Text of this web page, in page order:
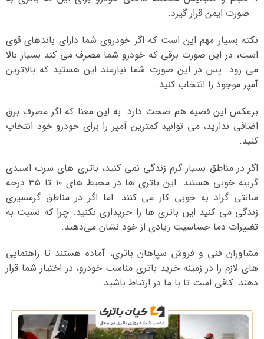
صورت ایمن قرار گیرد.
نکته بسیار مهم این است که اگر خودروی شما دارای باندهای قوی
است، در این صورت برقی که خودرو شما مصرف می کند بسیار بالا
می رود. پس در این صورت شما نیازمند این هستید که بالاترین
آمپر موجود را انتخاب کنید.
برعکس این قضیه هم صحت دارد. به این معنا که اگر مصرف برق
اضافی ندارید، می توانید کمترین آمپر را برای خودرو خود انتخاب
کنید.
اگر در مناطق بسیار گرم زندگی نمی کنید، باتری های سرب اسیدی
گزینه خوبی هستند. این باتری ها در محیط های ۱۰ تا ۳۵ درجه
سانتی گراد به خوبی کار می کنند. اما اگر در مناطق گرمسیری
زندگی می کنید این باتری ها را خریداری نکنید. چرا که نسبت به
تغییرات دما حساسیت زیادی از خود نشان می‌دهند.
مشاوران فنی و فروش سپاهان باتری، آماده هستند تا راهنمایی
های لازم را در زمینه خرید باتری مناسب خودرو، در اختیار شما قرار
دهند. کافی است تا با ما در ارتباط باشید.
نمایشگر
ویدیو